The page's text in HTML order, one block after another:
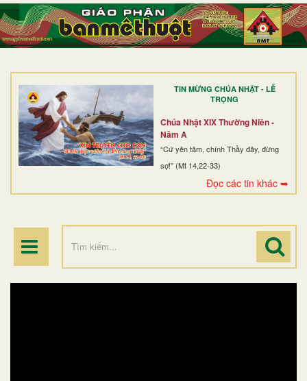
TIN MỪNG CHÚA NHẬT - LỄ
TRỌNG
Chúa Nhật XIX Thường Niên -
Năm A
“Cứ yên tâm, chính Thầy đây, đừng
sợ!” (Mt 14,22-33)
Đọc các tin khác ➥
TRANG NHẤT
GIỚI THIỆU
DÒNG TU
BAN MỤC VỤ
ĐOÀN THỂ CG